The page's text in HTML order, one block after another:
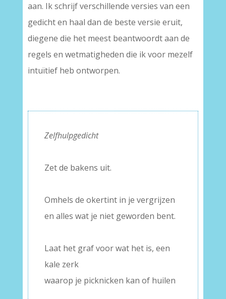
aan. Ik schrijf verschillende versies van een
gedicht en haal dan de beste versie eruit,
diegene die het meest beantwoordt aan de
regels en wetmatigheden die ik voor mezelf
intuïtief heb ontworpen.
Zelfhulpgedicht
Zet de bakens uit.
Omhels de okertint in je vergrijzen
en alles wat je niet geworden bent.
Laat het graf voor wat het is, een
kale zerk
waarop je picknicken kan of huilen